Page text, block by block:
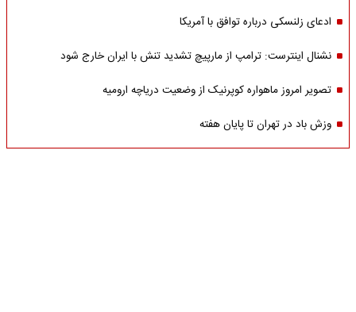
ادعای زلنسکی درباره توافق با آمریکا
نشنال اینترست: ترامپ از مارپیچ تشدید تنش با ایران خارج شود
تصویر امروز ماهواره کوپرنیک از وضعیت دریاچه ارومیه
وزش باد در تهران تا پایان هفته